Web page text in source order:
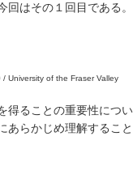
回はその１回目である。
University of the Fraser Valley
得ることの重要性につ
あらかじめ理解すること